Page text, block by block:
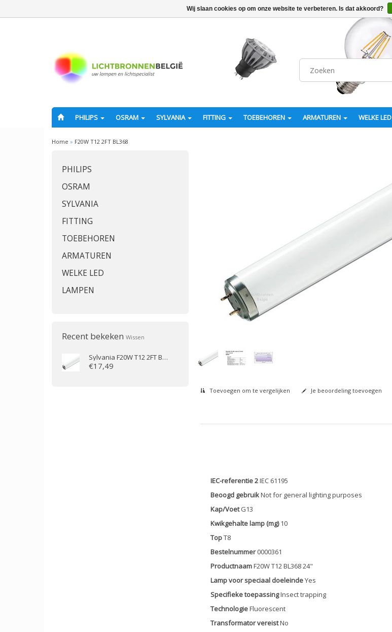
PHILIPS OSRAM SYLVANIA FITTING TOEBEHOREN ARMATUREN WELKE LED
Home » F20W T12 2FT BL368
PHILIPS
OSRAM
SYLVANIA
FITTING
TOEBEHOREN
ARMATUREN
WELKE LED
LAMPEN
Recent bekeken Wissen
Sylvania F20W T12 2FT BL368 (60cm)
€17,49
Toevoegen om te vergelijken Je beoordeling toevoegen
IEC-referentie 2IEC 61195
Beoogd gebruikNot for general lighting purposes
Kap/VoetG13
Kwikgehalte lamp (mg)10
TopT8
Bestelnummer0000361
ProductnaamF20W T12 BL368 24"
Lamp voor speciaal doeleindeYes
Specifieke toepassingInsect trapping
TechnologieFluorescent
Transformator vereistNo
Wij slaan cookies op om onze website te verbeteren. Is dat akkoord?